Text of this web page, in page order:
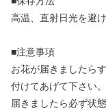
高温、直射日光を避
■注意事項
お花が届きましたら
付けてあげて下さい。
届きましたら必ず状